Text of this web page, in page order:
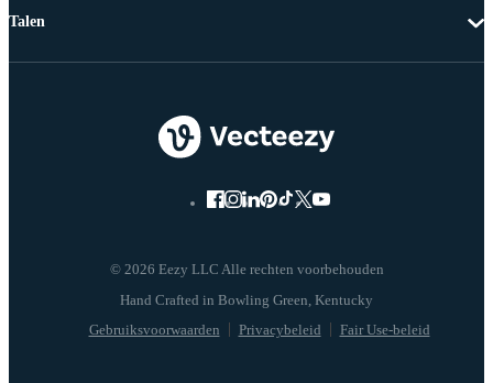
© 2026 Eezy LLC Alle rechten voorbehouden
Gebruiksvoorwaarden Privacybeleid Fair Use-beleid
Talen